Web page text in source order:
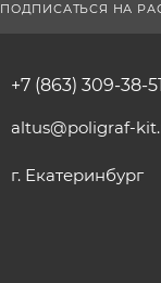
ПОДПИСАТЬСЯ НА
+7 (863) 309-38-51
altus@poligraf-
г. Екатеринбург